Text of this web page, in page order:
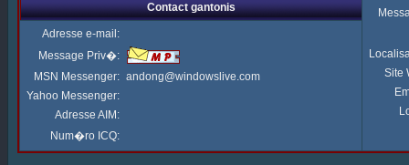
Site
Contact gantonis
Adresse e-mail:
Message Priv�:
MSN Messenger: andong@windowslive.com
Yahoo Messenger:
Adresse AIM:
Num�ro ICQ: